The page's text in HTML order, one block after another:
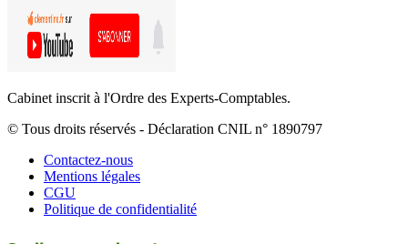
Cabinet inscrit à l'Ordre des Experts-Comptables.
© Tous droits réservés - Déclaration CNIL n° 1890797
Contactez-nous
Mentions légales
CGU
Politique de confidentialité